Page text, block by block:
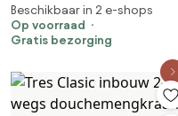
omstelknop messing
geborsteld PVD
Beschikbaar in 2 e-shops
Op voorraad
Gratis bezorging